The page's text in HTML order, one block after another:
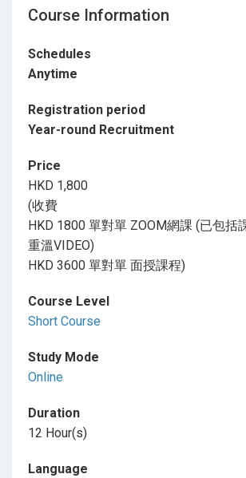
Course Information
Schedules
Anytime
Registration period
Year-round Recruitment
Price
HKD 1,800
(收費
HKD 1800 單對單 ZOOM網課 (已包括
重溫VIDEO)
HKD 3600 單對單 面授課程)
Course Level
Short Course
Study Mode
Online
Duration
12 Hour(s)
Language